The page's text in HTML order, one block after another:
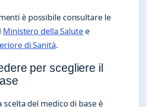
è possibile consultare le
Ministero della Salutee
di Sanità.
per scegliere il
del medico di base è